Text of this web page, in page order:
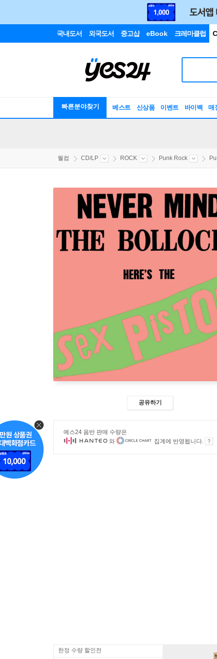
국내도서 외국도서 중고샵 eBook 크레마클럽
빠른분야찾기 베스트 신상품 이벤트 바이백 매
웰컴 CD/LP ROCK Punk Rock
공유하기
예스24 음반 판매 수량은
와
집계에 반영됩니다.
한정 수량 할인전